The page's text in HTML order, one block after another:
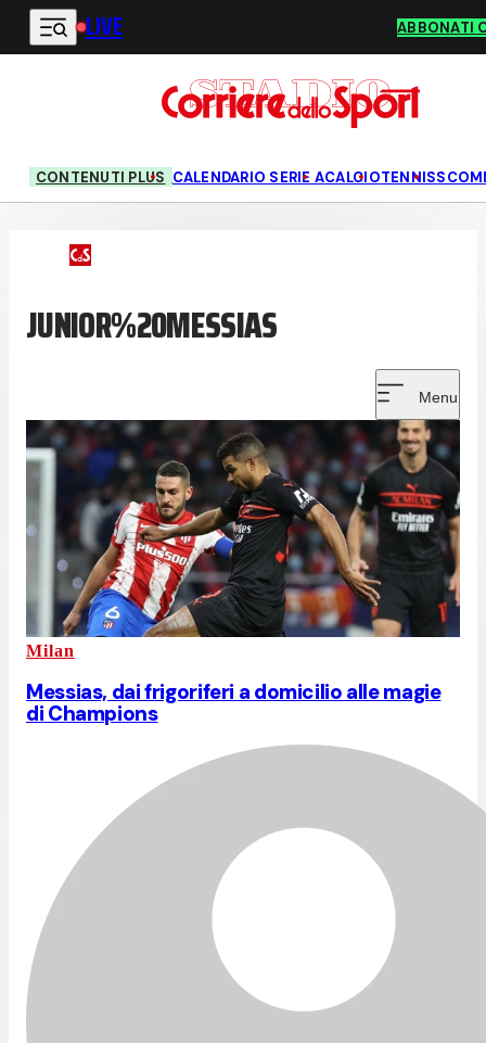
Vai al contenuto principale
LIVE ABBONATI
CONTENUTI PLUS CALENDARIO SERIE ACALCIOTENNIS
JUNIOR%20MESSIAS
Menu
Milan
Messias, dai frigoriferi a domicilio alle magie
di Champions